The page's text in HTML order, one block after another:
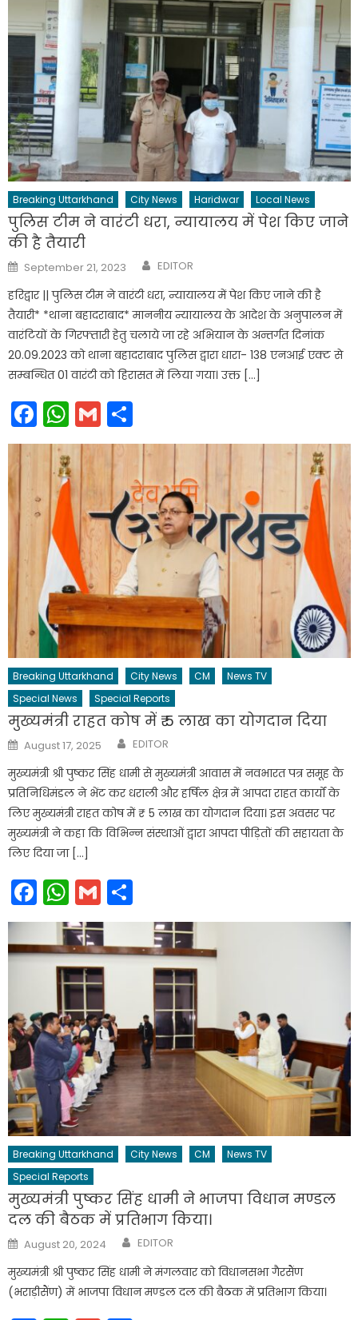
Breaking Uttarkhand City News Haridwar Local News
पुलिस टीम ने वारंटी धरा, न्यायालय में पेश किए जाने
की है तैयारी
Posted
on
September 21, 2023 Author
EDITOR
हरिद्वार || पुलिस टीम ने वारंटी धरा, न्यायालय में पेश किए जाने की है
तैयारी* *थाना बहादराबाद* माननीय न्यायालय के आदेश के अनुपालन में
वारंटियों के गिरफ्तारी हेतु चलाये जा रहे अभियान के अन्तर्गत दिनांक
20.09.2023 को थाना बहादराबाद पुलिस द्वारा धारा- 138 एनआई एक्ट से
सम्बन्धित 01 वारंटी को हिरासत में लिया गया। उक्त […]
Facebook
WhatsApp
Gmail
Breaking Uttarkhand City News CM
News TV
Special News
Special Reports
मुख्यमंत्री राहत कोष में ₹ 5 लाख का योगदान दिया
Posted
on
August 17, 2025 Author
EDITOR
मुख्यमंत्री श्री पुष्कर सिंह धामी से मुख्यमंत्री आवास में नवभारत पत्र समूह के
प्रतिनिधिमंडल ने भेंट कर धराली और हर्षिल क्षेत्र में आपदा राहत कार्यों के
लिए मुख्यमंत्री राहत कोष में ₹ 5 लाख का योगदान दिया। इस अवसर पर
मुख्यमंत्री ने कहा कि विभिन्न संस्थाओं द्वारा आपदा पीड़ितों की सहायता के
लिए दिया जा […]
Facebook
WhatsApp
Gmail
Breaking Uttarkhand City News CM
News TV
Special Reports
मुख्यमंत्री पुष्कर सिंह धामी ने भाजपा विधान मण्डल
दल की बैठक में प्रतिभाग किया।
Posted
on
August 20, 2024 Author
EDITOR
मुख्यमंत्री श्री पुष्कर सिंह धामी ने मंगलवार को विधानसभा गैरसैंण
(भराड़ीसैंण) में भाजपा विधान मण्डल दल की बैठक में प्रतिभाग किया।